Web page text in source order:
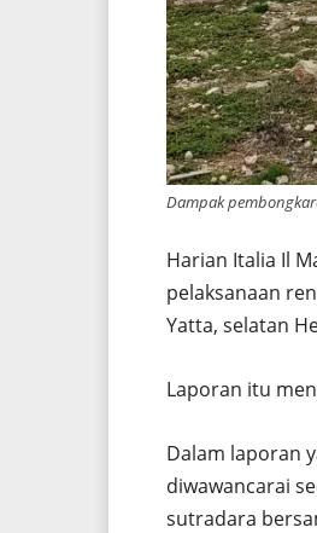
Dampak
Harian Italia Il
pelaksanaan
Yatta, selatan
Laporan itu
Dalam laporan
diwawancarai
sutradara